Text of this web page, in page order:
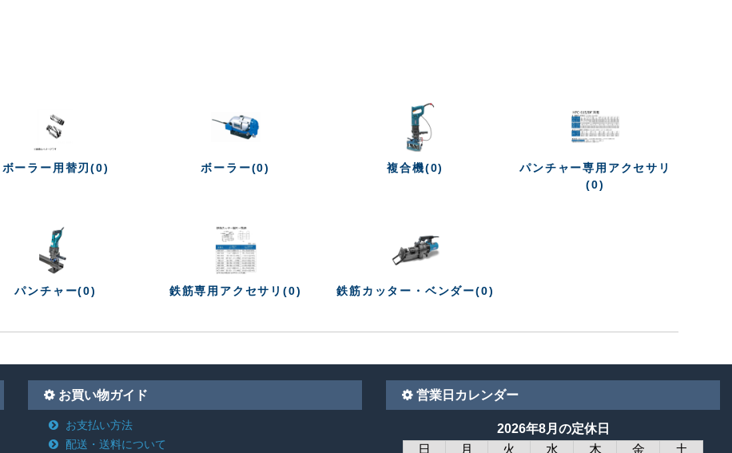
ボーラー用替刃(0) ボーラー(0) 複合機(0)
パンチャー専用アクセサリ
(0)
パンチャー(0) 鉄筋専用アクセサリ(0) 鉄筋カッター・ベンダー(0)
お買い物ガイド
お支払い方法
配送・送料について
営業日カレンダー
2026年8月の定休日
日
月 火 水 木 金 土